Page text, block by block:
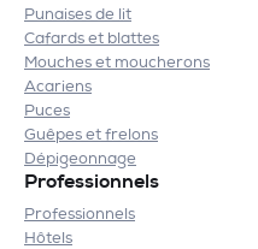
Punaises de lit
Cafards et blattes
Mouches et moucherons
Acariens
Puces
Guêpes et frelons
Dépigeonnage
Professionnels
Professionnels
Hôtels